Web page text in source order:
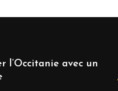
l’Occitanie avec un